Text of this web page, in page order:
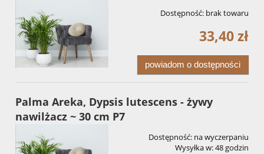
Dostępność: brak towaru
33,40 zł
powiadom o dostępności
Palma Areka, Dypsis lutescens - żywy
nawilżacz ~ 30 cm P7
Dostępność: na wyczerpaniu
Wysyłka w:48 godzin